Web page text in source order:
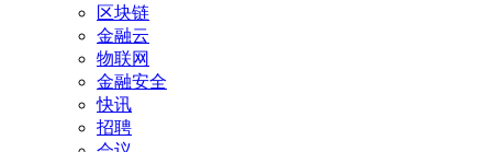
区块链
金融云
物联网
金融安全
快讯
招聘